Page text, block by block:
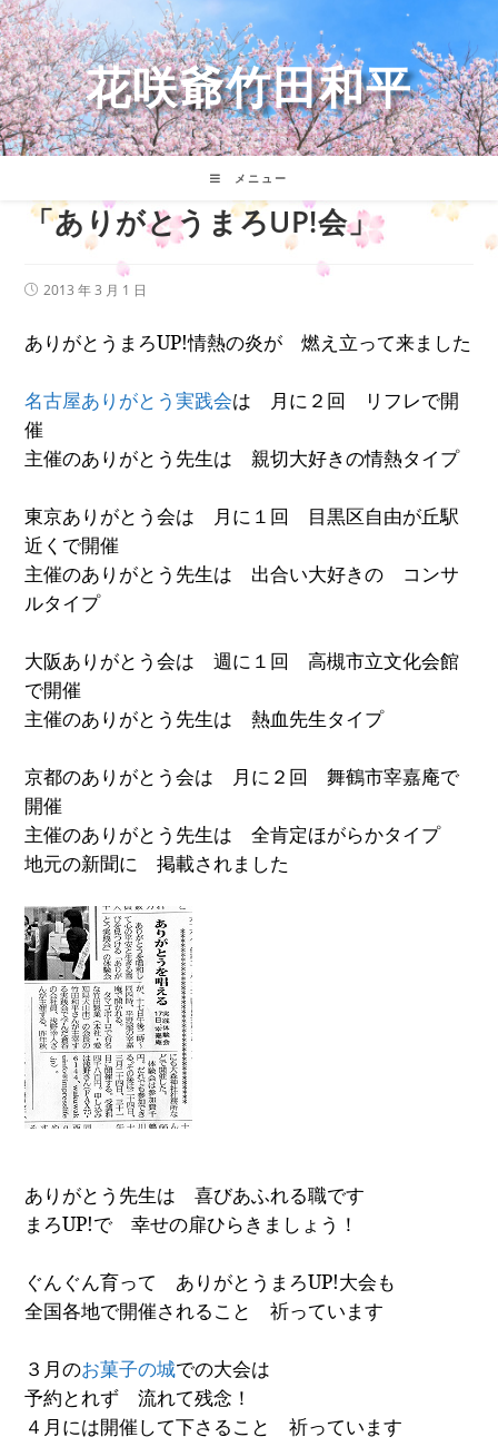
コ
ン
テ
ン
ツ
へ
ス
花咲爺竹田和平
メニュー
「ありがとうまろUP!会」
投
開
日:
2013 年 3 月 1 日
ありがとうまろUP!情熱の炎が 燃え立って来ました
名古屋ありがとう実践会は 月に２回 リフレで開
催
主催のありがとう先生は 親切大好きの情熱タイプ
東京ありがとう会は 月に１回 目黒区自由が丘駅
近くで開催
主催のありがとう先生は 出合い大好きの コンサ
ルタイプ
大阪ありがとう会は 週に１回 高槻市立文化会館
で開催
主催のありがとう先生は 熱血先生タイプ
京都のありがとう会は 月に２回 舞鶴市宰嘉庵で
開催
主催のありがとう先生は 全肯定ほがらかタイプ
地元の新聞に 掲載されました
ありがとう先生は 喜びあふれる職です
まろUP!で 幸せの扉ひらきましょう！
ぐんぐん育って ありがとうまろUP!大会も
全国各地で開催されること 祈っています
３月のお菓子の城での大会は
予約とれず 流れて残念！
４月には開催して下さること 祈っています